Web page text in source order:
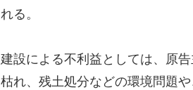
れる。
建設による不利益としては、原
枯れ、残土処分などの環境問題